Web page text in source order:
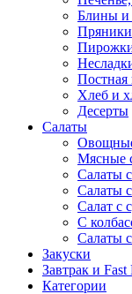
Блины и
Пряники
Постная
Хлеб и
Десерты
Салаты
Мясные
Салаты
Салаты
Салат с
С
Салаты
Закуски
Завтрак и Fast
Категории